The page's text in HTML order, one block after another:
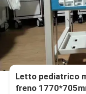
Letto pediatrico
freno